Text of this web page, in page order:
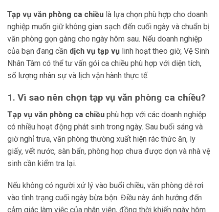
Tạp vụ văn phòng ca chiều là lựa chọn phù hợp cho doanh
nghiệp muốn giữ không gian sạch đến cuối ngày và chuẩn bị
văn phòng gọn gàng cho ngày hôm sau. Nếu doanh nghiệp
của bạn đang cần dịch vụ tạp vụ linh hoạt theo giờ, Vệ Sinh
Nhân Tâm có thể tư vấn gói ca chiều phù hợp với diện tích,
số lượng nhân sự và lịch vận hành thực tế.
1. Vì sao nên chọn tạp vụ văn phòng ca chiều?
Tạp vụ văn phòng ca chiều phù hợp với các doanh nghiệp
có nhiều hoạt động phát sinh trong ngày. Sau buổi sáng và
giờ nghỉ trưa, văn phòng thường xuất hiện rác thức ăn, ly
giấy, vết nước, sàn bẩn, phòng họp chưa được dọn và nhà vệ
sinh cần kiểm tra lại.
Nếu không có người xử lý vào buổi chiều, văn phòng dễ rơi
vào tình trạng cuối ngày bừa bộn. Điều này ảnh hưởng đến
cảm giác làm việc của nhân viên, đồng thời khiến ngày hôm